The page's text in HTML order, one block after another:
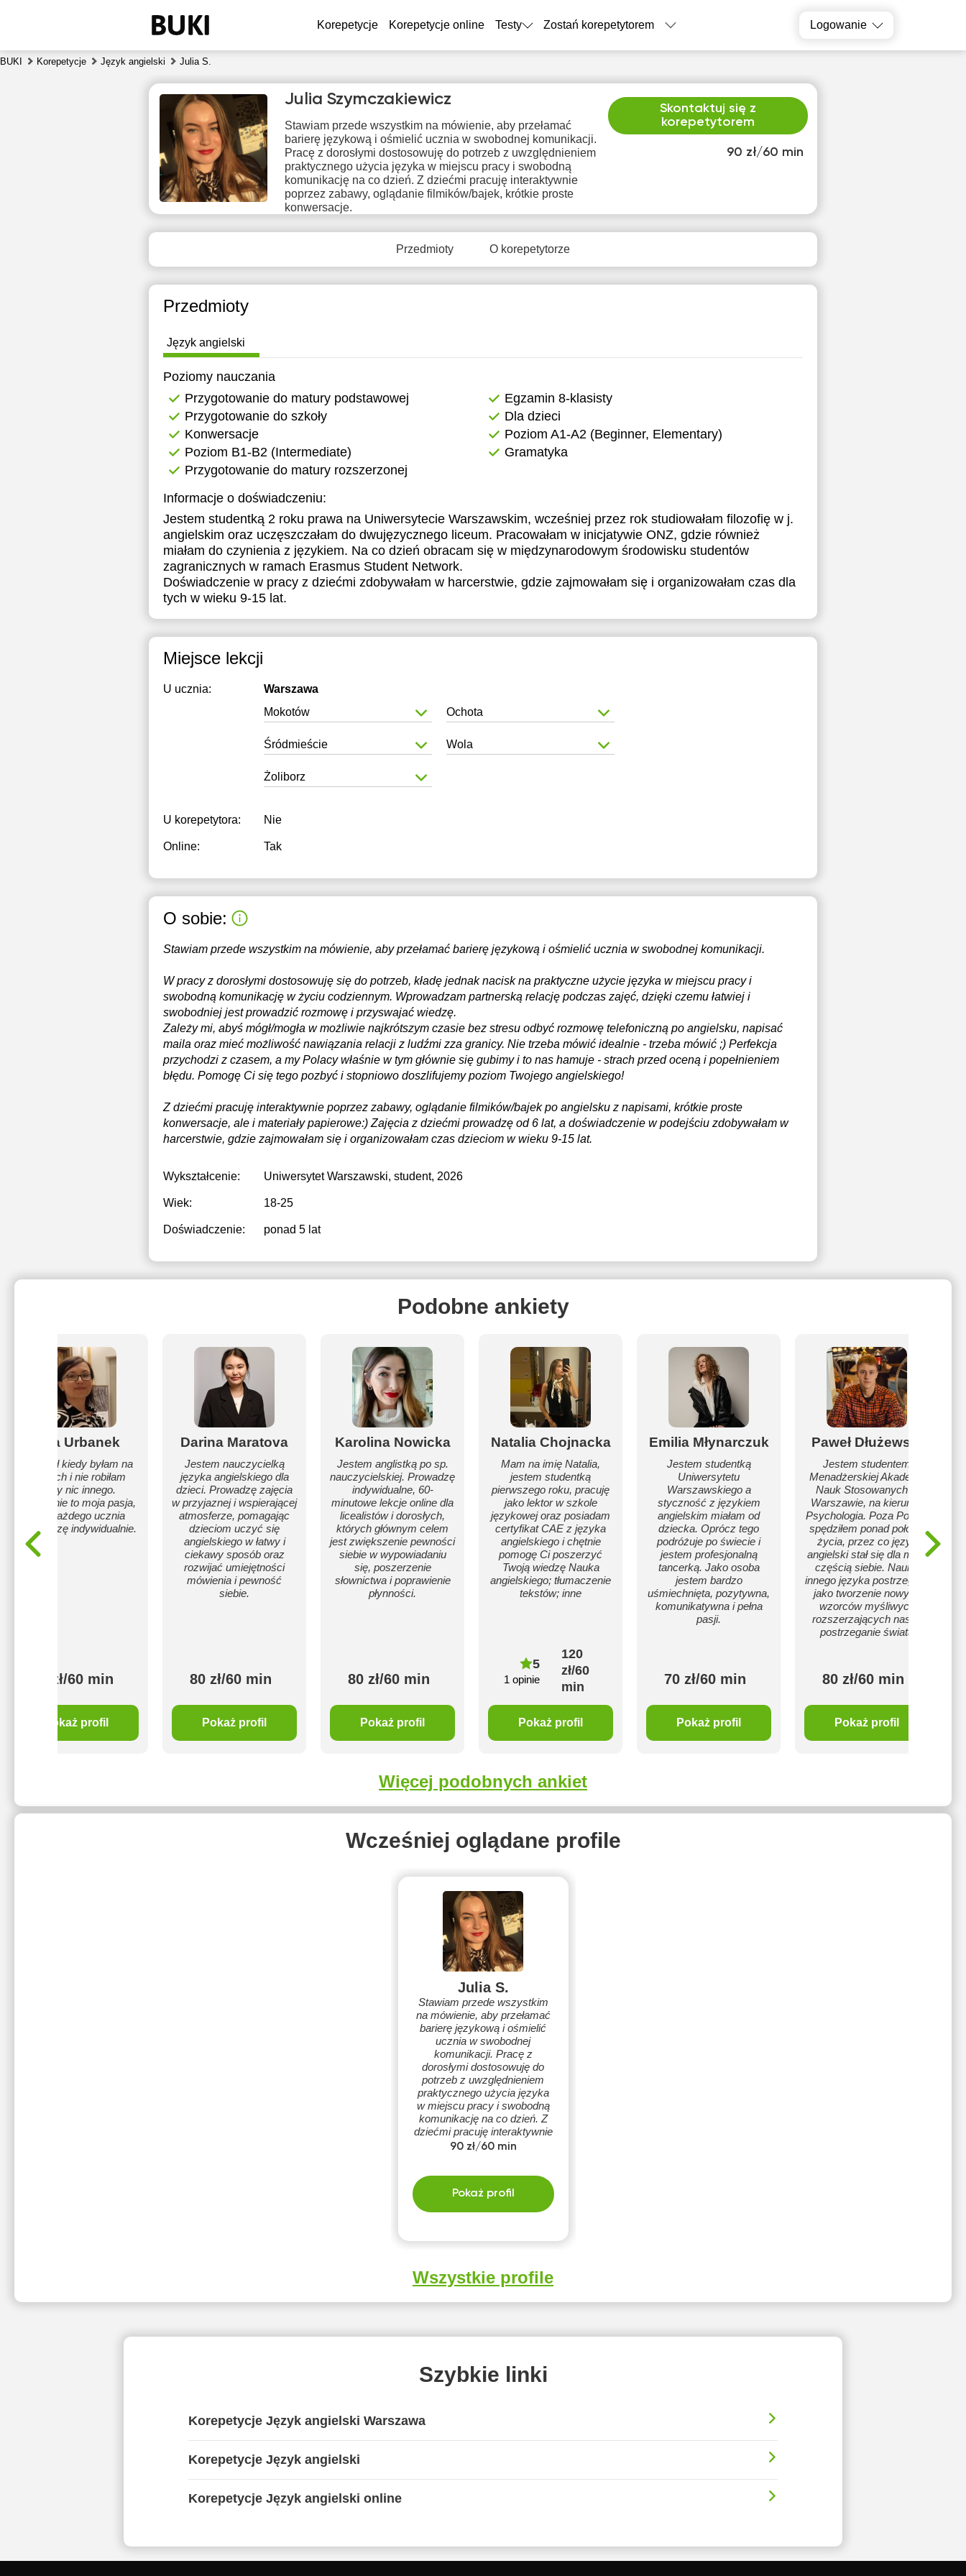
Korepetycje Korepetycje online Testy Zostań korepetytorem Logowanie
BUKI Korepetycje Język angielski Julia S.
90 zł/60 min
Skontaktuj się z
korepetytorem
Julia Szymczakiewicz
Stawiam przede wszystkim na mówienie, aby przełamać
barierę językową i ośmielić ucznia w swobodnej komunikacji.
Pracę z dorosłymi dostosowuję do potrzeb z uwzględnieniem
praktycznego użycia języka w miejscu pracy i swobodną
komunikację na co dzień. Z dziećmi pracuję interaktywnie
poprzez zabawy, oglądanie filmików/bajek, krótkie proste
konwersacje.
Przedmioty O korepetytorze
Przedmioty
Język angielski
Poziomy nauczania
Przygotowanie do matury podstawowej
Egzamin 8-klasisty
Przygotowanie do szkoły
Dla dzieci
Konwersacje
Poziom A1-A2 (Beginner, Elementary)
Poziom B1-B2 (Intermediate)
Gramatyka
Przygotowanie do matury rozszerzonej
Informacje o doświadczeniu:
Jestem studentką 2 roku prawa na Uniwersytecie Warszawskim, wcześniej przez rok studiowałam filozofię w j.
angielskim oraz uczęszczałam do dwujęzycznego liceum. Pracowałam w inicjatywie ONZ, gdzie również
miałam do czynienia z językiem. Na co dzień obracam się w międzynarodowym środowisku studentów
zagranicznych w ramach Erasmus Student Network.
Doświadczenie w pracy z dziećmi zdobywałam w harcerstwie, gdzie zajmowałam się i organizowałam czas dla
tych w wieku 9-15 lat.
Miejsce lekcji
U ucznia:
Warszawa
Mokotów
Ochota
Śródmieście Wola
Żoliborz
U korepetytora: Nie
Online: Tak
O sobie:
Stawiam przede wszystkim na mówienie, aby przełamać barierę językową i ośmielić ucznia w swobodnej komunikacji.
W pracy z dorosłymi dostosowuję się do potrzeb, kładę jednak nacisk na praktyczne użycie języka w miejscu pracy i
swobodną komunikację w życiu codziennym. Wprowadzam partnerską relację podczas zajęć, dzięki czemu łatwiej i
swobodniej jest prowadzić rozmowę i przyswajać wiedzę.
Zależy mi, abyś mógł/mogła w możliwie najkrótszym czasie bez stresu odbyć rozmowę telefoniczną po angielsku, napisać
maila oraz mieć możliwość nawiązania relacji z ludźmi zza granicy. Nie trzeba mówić idealnie - trzeba mówić ;) Perfekcja
przychodzi z czasem, a my Polacy właśnie w tym głównie się gubimy i to nas hamuje - strach przed oceną i popełnieniem
błędu. Pomogę Ci się tego pozbyć i stopniowo doszlifujemy poziom Twojego angielskiego!
Z dziećmi pracuję interaktywnie poprzez zabawy, oglądanie filmików/bajek po angielsku z napisami, krótkie proste
konwersacje, ale i materiały papierowe:) Zajęcia z dziećmi prowadzę od 6 lat, a doświadczenie w podejściu zdobywałam w
harcerstwie, gdzie zajmowałam się i organizowałam czas dzieciom w wieku 9-15 lat.
Wykształcenie: Uniwersytet Warszawski, student, 2026
Wiek: 18-25
Doświadczenie: ponad 5 lat
Podobne ankiety
Ewa Urbanek
Uczę od kiedy byłam na
studiach i nie robiłam
nigdy nic innego.
Nauczanie to moja pasja,
a do każdego ucznia
podchodzę indywidualnie.
80 zł/60 min
Pokaż profil
Darina Maratova
Jestem nauczycielką
języka angielskiego dla
dzieci. Prowadzę zajęcia
w przyjaznej i wspierającej
atmosferze, pomagając
dzieciom uczyć się
angielskiego w łatwy i
ciekawy sposób oraz
rozwijać umiejętności
mówienia i pewność
siebie.
80 zł/60 min
Pokaż profil
Karolina Nowicka
Jestem anglistką po sp.
nauczycielskiej. Prowadzę
indywidualne, 60-
minutowe lekcje online dla
licealistów i dorosłych,
których głównym celem
jest zwiększenie pewności
siebie w wypowiadaniu
się, poszerzenie
słownictwa i poprawienie
płynności.
80 zł/60 min
Pokaż profil
Natalia Chojnacka
Mam na imię Natalia,
jestem studentką
pierwszego roku, pracuję
jako lektor w szkole
językowej oraz posiadam
certyfikat CAE z języka
angielskiego i chętnie
pomogę Ci poszerzyć
Twoją wiedzę Nauka
angielskiego; tłumaczenie
tekstów; inne
5
1 opinie
120
zł/60
min
Pokaż profil
Emilia Młynarczuk
Jestem studentką
Uniwersytetu
Warszawskiego a
styczność z językiem
angielskim miałam od
dziecka. Oprócz tego
podróżuje po świecie i
jestem profesjonalną
tancerką. Jako osoba
jestem bardzo
uśmiechnięta, pozytywna,
komunikatywna i pełna
pasji.
70 zł/60 min
Pokaż profil
Paweł Dłużewski
Jestem studentem
Menadżerskiej Akademii
Nauk Stosowanych w
Warszawie, na kierunku
Psychologia. Poza Polską
spędziłem ponad połowę
życia, przez co język
angielski stał się dla mnie
częścią siebie. Naukę
innego języka postrzegam
jako tworzenie nowych
wzorców myśliwych
rozszerzających nasze
postrzeganie świata
80 zł/60 min
Pokaż profil
Więcej podobnych ankiet
Wcześniej oglądane profile
Julia S.
Stawiam przede wszystkim
na mówienie, aby przełamać
barierę językową i ośmielić
ucznia w swobodnej
komunikacji. Pracę z
dorosłymi dostosowuję do
potrzeb z uwzględnieniem
praktycznego użycia języka
w miejscu pracy i swobodną
komunikację na co dzień. Z
dziećmi pracuję interaktywnie
poprzez zabawy, oglądanie
90 zł/60 min
Pokaż profil
Wszystkie profile
Szybkie linki
Korepetycje Język angielski Warszawa
Korepetycje Język angielski
Korepetycje Język angielski online
nie
9
pon
10
wto
11
śro
12
czw
13
14
15
dostępnych
dostępnych
Brak
dostępnych
Brak
dostępnych
Brak
dostępnych
dostępnych
dostępnych